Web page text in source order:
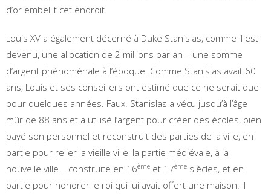
d’or embellit cet endroit.
Louis XV a également décerné à Duke Stanislas, comme il est
devenu, une allocation de 2 millions par an – une somme
d’argent phénoménale à l’époque. Comme Stanislas avait 60
ans, Louis et ses conseillers ont estimé que ce ne serait que
pour quelques années. Faux. Stanislas a vécu jusqu’à l’âge
mûr de 88 ans et a utilisé l’argent pour créer des écoles, bien
payé son personnel et reconstruit des parties de la ville, en
partie pour relier la vieille ville, la partie médiévale, à la
nouvelle ville – construite en 16ème et 17ème siècles, et en
partie pour honorer le roi qui lui avait offert une maison. Il